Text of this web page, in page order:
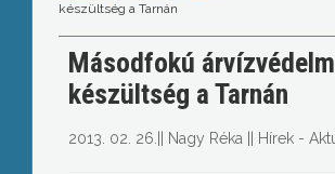
készültség a Tarnán
Másodfokú
készültség a Tarnán
2013. 02. 26. Nagy Réka Hírek -